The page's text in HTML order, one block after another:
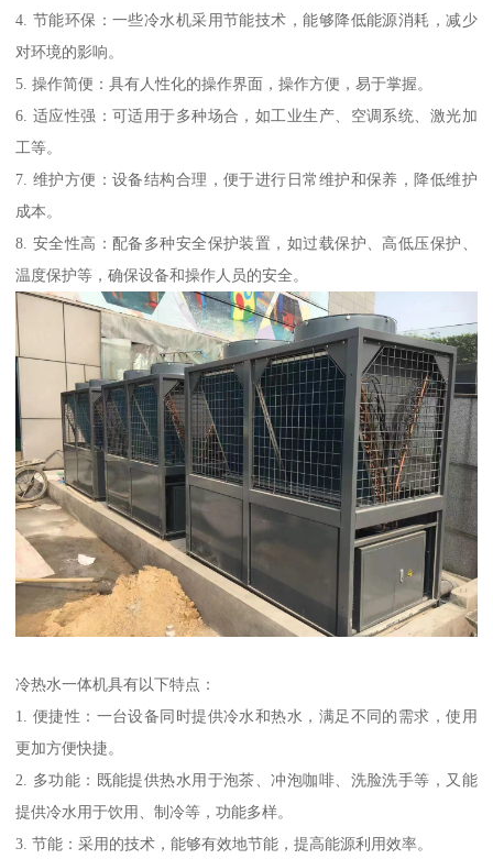
4. 节能环保：一些冷水机采用节能技术，能够降低能源消耗，减少
对环境的影响。
5. 操作简便：具有人性化的操作界面，操作方便，易于掌握。
6. 适应性强：可适用于多种场合，如工业生产、空调系统、激光加
工等。
7. 维护方便：设备结构合理，便于进行日常维护和保养，降低维护
成本。
8. 安全性高：配备多种安全保护装置，如过载保护、高低压保护、
温度保护等，确保设备和操作人员的安全。
冷热水一体机具有以下特点：
1. 便捷性：一台设备同时提供冷水和热水，满足不同的需求，使用
更加方便快捷。
2. 多功能：既能提供热水用于泡茶、冲泡咖啡、洗脸洗手等，又能
提供冷水用于饮用、制冷等，功能多样。
3. 节能：采用的技术，能够有效地节能，提高能源利用效率。